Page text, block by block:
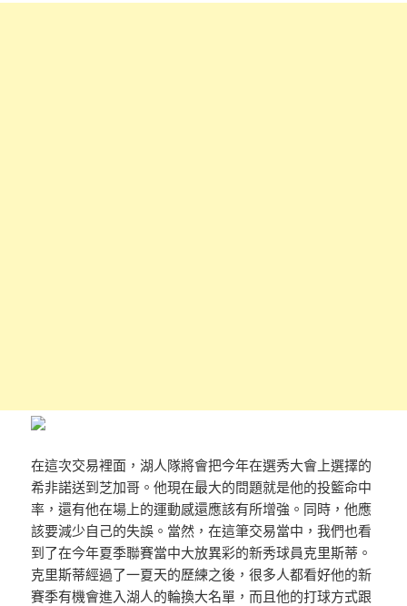
在這次交易裡面，湖人隊將會把今年在選秀大會上選擇的
希非諾送到芝加哥。他現在最大的問題就是他的投籃命中
率，還有他在場上的運動感還應該有所增強。同時，他應
該要減少自己的失誤。當然，在這筆交易當中，我們也看
到了在今年夏季聯賽當中大放異彩的新秀球員克里斯蒂。
克里斯蒂經過了一夏天的歷練之後，很多人都看好他的新
賽季有機會進入湖人的輪換大名單，而且他的打球方式跟